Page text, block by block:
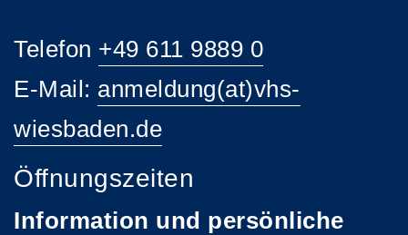
Telefon +49 611 9889 0
E-Mail: anmeldung(at)vhs-
wiesbaden.de
Öffnungszeiten
Information und persönliche